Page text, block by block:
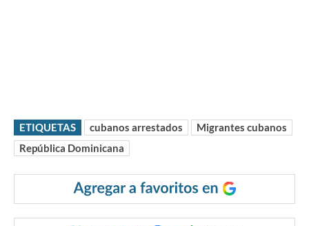
ETIQUETAS cubanos arrestados
Migrantes cubanos
República Dominicana